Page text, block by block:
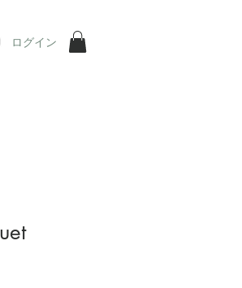
ログイン